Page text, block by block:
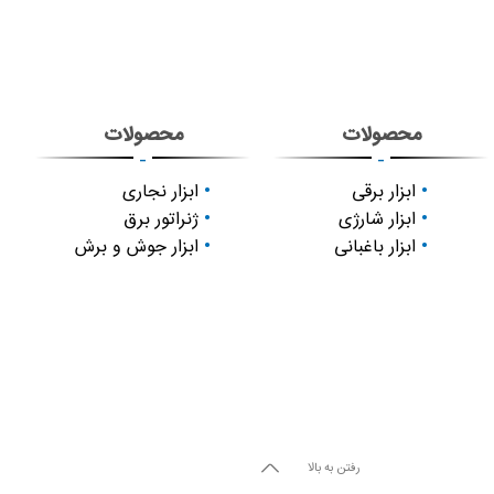
محصولات
-
ابزار برقی
ابزار شارژی
ابزار باغبانی
محصولات
-
ابزار نجاری
ژنراتور برق
ابزار جوش و برش
رفتن به بالا